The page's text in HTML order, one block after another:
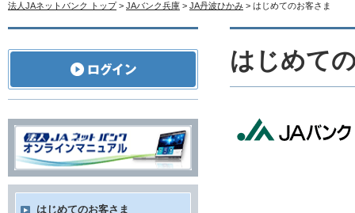
法人JAネットバンク トップ > JAバンク兵庫 > JA丹波ひかみ > はじめてのお客さま
はじめて
はじめてのお客さま